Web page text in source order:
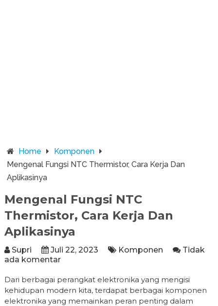
Home
Komponen
Mengenal Fungsi NTC Thermistor, Cara Kerja Dan
Aplikasinya
Mengenal Fungsi NTC
Thermistor, Cara Kerja Dan
Aplikasinya
Supri Juli 22, 2023 Komponen
Tidak
ada komentar
Dari berbagai perangkat elektronika yang mengisi
kehidupan modern kita, terdapat berbagai komponen
elektronika yang memainkan peran penting dalam